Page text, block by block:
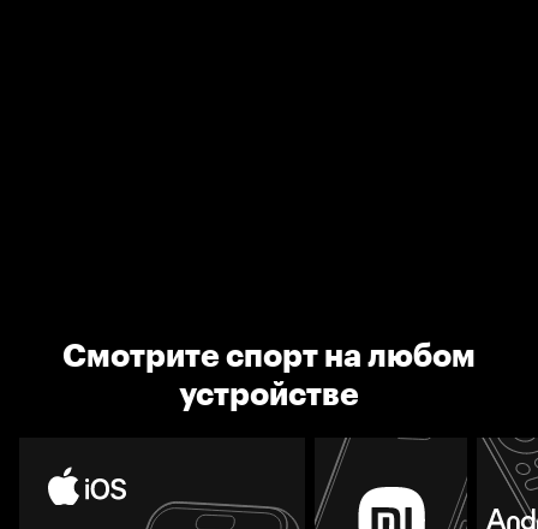
Смотрите спорт на любом
устройстве